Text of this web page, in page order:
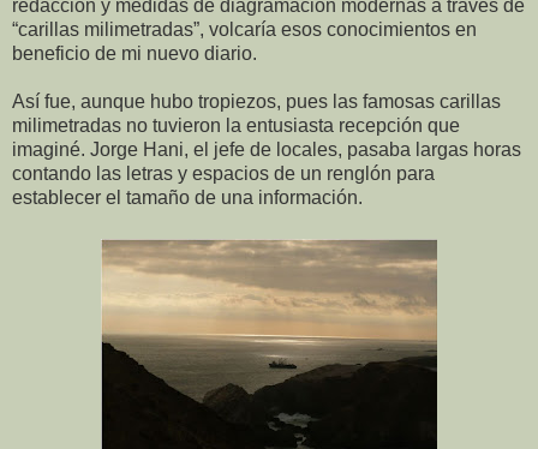
redacción y medidas de diagramación modernas a través de
“carillas milimetradas”, volcaría esos conocimientos en
beneficio de mi nuevo diario.
Así fue, aunque hubo tropiezos, pues las famosas carillas
milimetradas no tuvieron la entusiasta recepción que
imaginé. Jorge Hani, el jefe de locales, pasaba largas horas
contando las letras y espacios de un renglón para
establecer el tamaño de una información.